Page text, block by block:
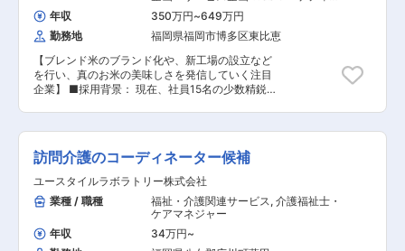
社虎屋／日本航空株式会社（JAL）など ■働き方
・基本的には定時で退社しているメンバーがほと
んどです。 扱う商材が米になるため、繁忙期はあ
るものの、業務については各々で裁量をもって担
当いただいております。 ・再雇用制度もあるた
め、腰を据えて長くご就業いただけます。 変更の
のものづくりを習得頂きます。（KW、HW両事業
所にて研修実施） ■キャリアパス： ・3年後…同
社設備の目的・仕様について十分理解し、設備メ
ンテナンスの対応及び生産性向上の為の設備提案
が出来る人員としてご活躍頂きたいと考えます。
※新設備が多く保全より開発を多くお任せする場
合もあります。 ・5年後…設備保全として会社展
望、工場の進むべき方向性を理解し、設備計画・
い： 設備投資を積極的に行っているため設備保全
だけでなく新規設備の開発・導入にも関わること
ができます。生産技術として徐々にスキルアップ
できます。 ■同社について： ・同社は、「変
革」「飽くなき追求」を推進することで、100年
を越えて存在し続ける「100年企業」を目指して
います。 グループ全体の経営を統括する「ロキグ
グ（ネット広告・販促PRなど）
年収 350万円~649万円
勤務地
福岡県福岡市博多区東比恵
【ブレンド米のブランド化や、新工場の設立など
を行い、真のお米の美味しさを発信していく注目
企業】 ■採用背景： 現在、社員15名の少数精鋭
で、今後はさらなる拡大に向けてEC領域および
WEBマーケティングの強化を重要な戦略としてい
ます。 現在はECモールでの販売を中心にEC事業
を行っていますが、今後は自社独自プラットフォ
ームの強化にも注力し、より自由度の高い施策や
顧客体験の向上を目指しています。 ■自社プラッ
トフォーム：「九州ライスステージ」： 会員数約
4,000人規模へ拡大しており、この顧客基盤を活
かした展開も見据えています。一方で、これまで
訪問介護のコーディネーター候補
ユースタイルラボラトリー株式会社
業種 / 職種
福祉・介護関連サービス, 介護福祉士・
ケアマネジャー
年収
34万円~